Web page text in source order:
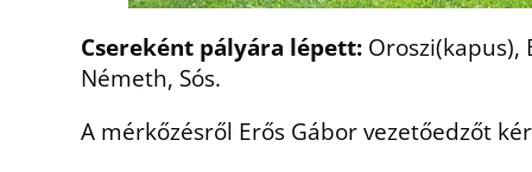
Csereként pályára lépett: Oroszi(kapus),
Németh, Sós.
A mérkőzésről Erős Gábor vezetőedzőt